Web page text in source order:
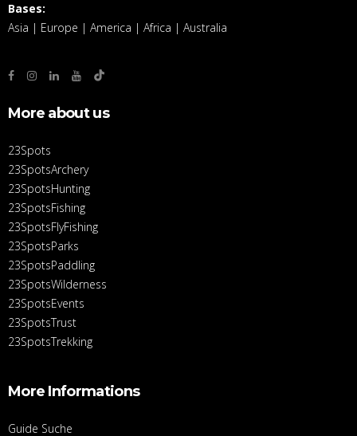
Bases:
Asia | Europe | America | Africa | Australia
More about us
23Spots
23SpotsArchery
23SpotsHunting
23SpotsFishing
23SpotsFlyFishing
23SpotsParks
23SpotsPaddling
23SpotsWilderness
23SpotsEvents
23SpotsTrust
23SpotsTrekking
More Informations
Guide Suche